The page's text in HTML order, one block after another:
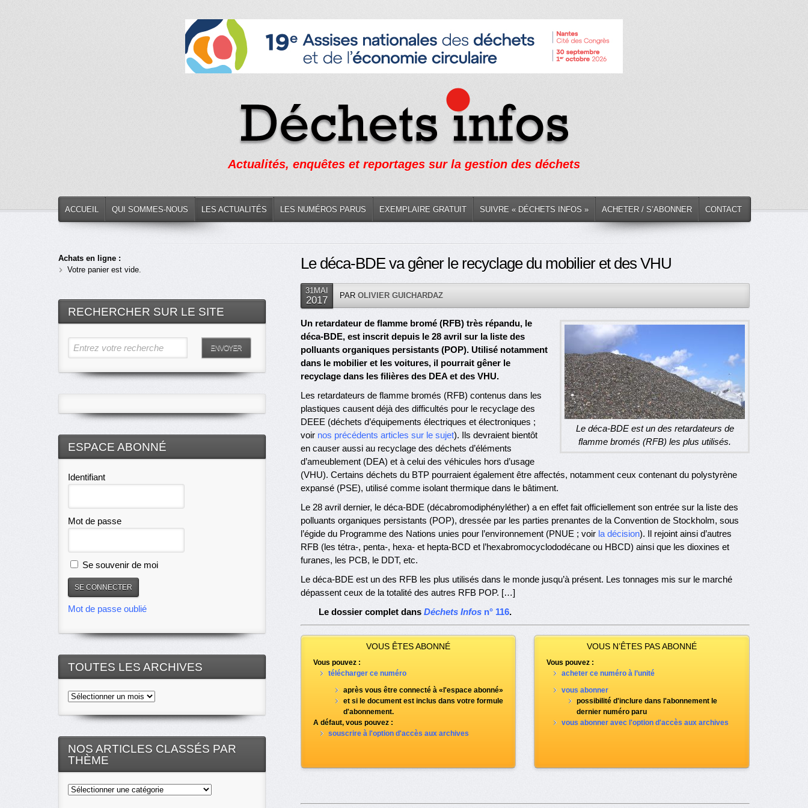
Actualités, enquêtes et reportages sur la gestion des déchets
ACCUEIL QUI SOMMES-NOUS LES ACTUALITÉS LES NUMÉROS PARUS EXEMPLAIRE GRATUIT SUIVRE « DÉCHETS INFOS » ACHETER / S’ABONNER CONTACT
Le déca-BDE va gêner le recyclage du mobilier et des VHU
31MAI
2017 PAR OLIVIER GUICHARDAZ
Le déca-BDE est un des retardateurs de
flamme bromés (RFB) les plus utilisés.
Un retardateur de flamme bromé (RFB) très répandu, le
déca-BDE, est inscrit depuis le 28 avril sur la liste des
polluants organiques persistants (POP). Utilisé notamment
dans le mobilier et les voitures, il pourrait gêner le
recyclage dans les filières des DEA et des VHU.
Les retardateurs de flamme bromés (RFB) contenus dans les
plastiques causent déjà des difficultés pour le recyclage des
DEEE (déchets d’équipements électriques et électroniques ;
voir nos précédents articles sur le sujet). Ils devraient bientôt
en causer aussi au recyclage des déchets d’éléments
d’ameublement (DEA) et à celui des véhicules hors d’usage
(VHU). Certains déchets du BTP pourraient également être affectés, notamment ceux contenant du polystyrène
expansé (PSE), utilisé comme isolant thermique dans le bâtiment.
Le 28 avril dernier, le déca-BDE (décabromodiphényléther) a en effet fait officiellement son entrée sur la liste des
polluants organiques persistants (POP), dressée par les parties prenantes de la Convention de Stockholm, sous
l’égide du Programme des Nations unies pour l’environnement (PNUE ; voir la décision). Il rejoint ainsi d’autres
RFB (les tétra-, penta-, hexa- et hepta-BCD et l’hexabromocyclododécane ou HBCD) ainsi que les dioxines et
furanes, les PCB, le DDT, etc.
Le déca-BDE est un des RFB les plus utilisés dans le monde jusqu’à présent. Les tonnages mis sur le marché
dépassent ceux de la totalité des autres RFB POP. […]
Le dossier complet dans Déchets Infosn° 116.
VOUS ÊTES ABONNÉ
Vous pouvez :
télécharger ce numéro
après vous être connecté à «l'espace abonné»
et si le document est inclus dans votre formule
d'abonnement.
A défaut, vous pouvez :
souscrire à l'option d'accès aux archives
VOUS N’ÊTES PAS ABONNÉ
Vous pouvez :
acheter ce numéro à l’unité
vous abonner
possibilité d'inclure dans l'abonnement le
dernier numéro paru
vous abonner avec l'option d'accès aux archives
Achats en ligne :
Votre panier est vide.
RECHERCHER SUR LE SITE
Entrez votre recherche ENVOYER
ESPACE ABONNÉ
Identifiant
Mot de passe
Se souvenir de moi
Mot de passe oublié
TOUTES LES ARCHIVES
Toutes
archives
NOS ARTICLES CLASSÉS PAR
THÈME
Nos